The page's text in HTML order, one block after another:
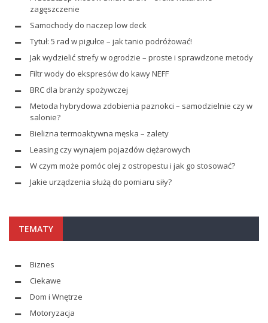
zagęszczenie
Samochody do naczep low deck
Tytuł: 5 rad w pigułce – jak tanio podróżować!
Jak wydzielić strefy w ogrodzie – proste i sprawdzone metody
Filtr wody do ekspresów do kawy NEFF
BRC dla branży spożywczej
Metoda hybrydowa zdobienia paznokci – samodzielnie czy w
salonie?
Bielizna termoaktywna męska – zalety
Leasing czy wynajem pojazdów ciężarowych
W czym może pomóc olej z ostropestu i jak go stosować?
Jakie urządzenia służą do pomiaru siły?
TEMATY
Biznes
Ciekawe
Dom i Wnętrze
Motoryzacja